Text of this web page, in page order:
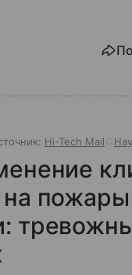
Hi-Tech Mail
на